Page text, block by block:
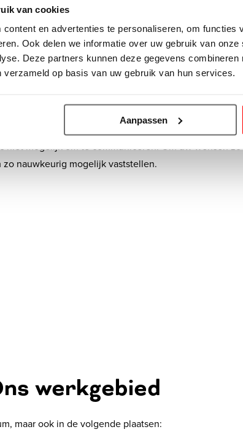
van cookies
en advertenties te personaliseren, om functies
Ook delen we informatie over uw gebruik van
Deze partners kunnen deze gegevens
verzameld op basis van uw gebruik van hun services.
Aanpassen
en middelgrote projecten in Blaricum en
klant en heeft u een project dat u door ons wilt
in Blaricum
enorm. Dit komt, omdat de prijs van diverse
niet mogelijk om te communiceren. Om uw wensen
nauwkeurig mogelijk vaststellen.
werkgebied
maar ook in de volgende plaatsen: